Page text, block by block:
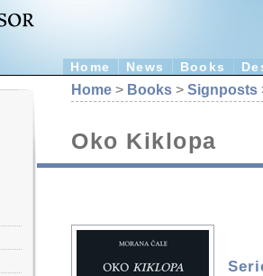
Home News Books
Home > Books > Signposts
Oko Kiklopa